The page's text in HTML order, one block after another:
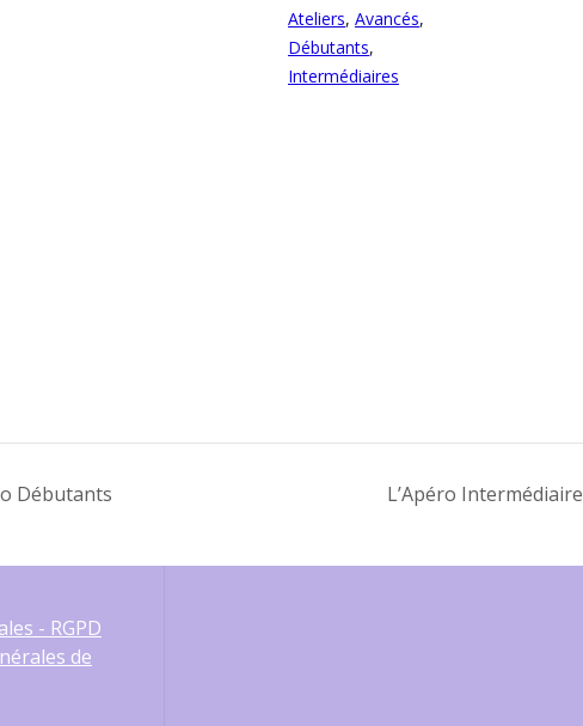
Ateliers, Avancés,
Débutants,
Intermédiaires
Débutants L’Apéro
- RGPD
de